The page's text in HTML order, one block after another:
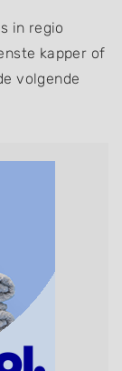
in regio
kapper of
volgende
of
kappers
en kleuren,
invlechten,
een
visagie,
trimmen van
filter en u